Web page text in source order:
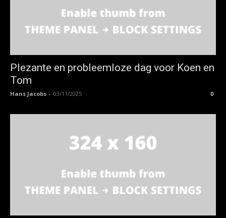
Plezante en probleemloze dag voor Koen en
Tom
Hans Jacobs - 03/11/2025 0